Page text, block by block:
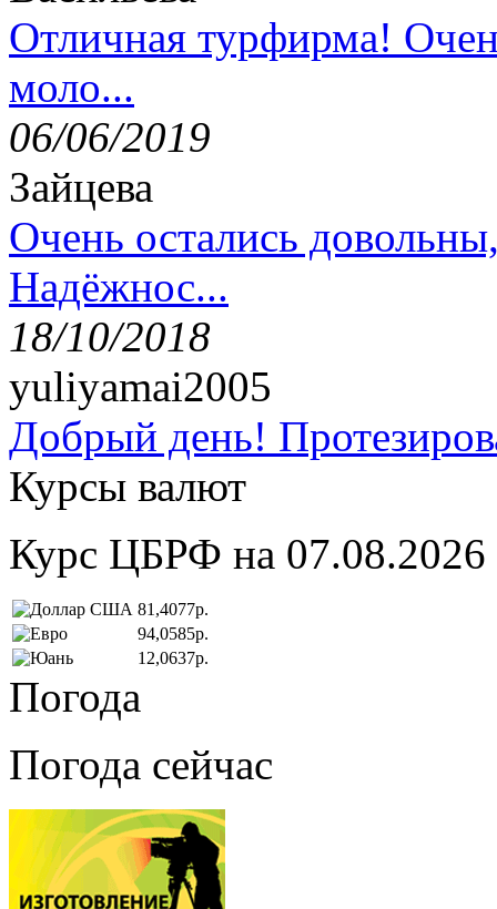
Отличная турфирма!
моло...
06/06/2019
Зайцева
Очень остались
Надёжнос...
18/10/2018
yuliyamai2005
Добрый день!
Курсы валют
Курс ЦБРФ на 07.08.2026
81,4077р.
94,0585р.
12,0637р.
Погода
Погода сейчас